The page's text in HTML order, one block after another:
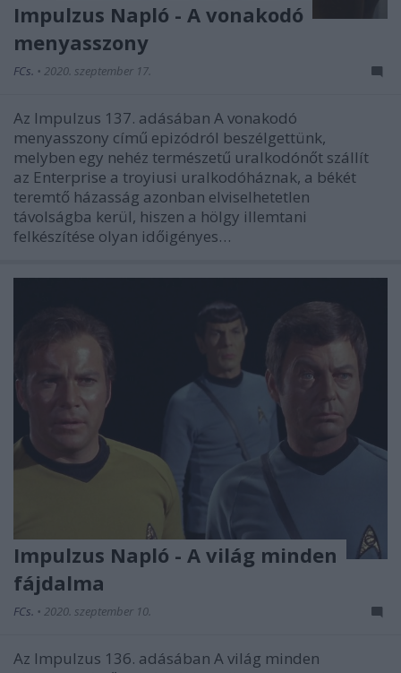
Impulzus Napló - A vonakodó
menyasszony
FCs. • 2020. szeptember 17.
Az Impulzus 137. adásában A vonakodó
menyasszony című epizódról beszélgettünk,
melyben egy nehéz természetű uralkodónőt szállít
az Enterprise a troyiusi uralkodóháznak, a békét
teremtő házasság azonban elviselhetetlen
távolságba kerül, hiszen a hölgy illemtani
felkészítése olyan időigényes…
Impulzus Napló - A világ minden
fájdalma
FCs. • 2020. szeptember 10.
Az Impulzus 136. adásában A világ minden